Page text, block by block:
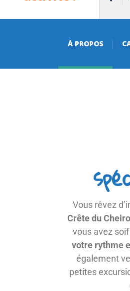
À PROPOS
Vous rêvez
Crête du
vous avez
votre rythme
également
petites